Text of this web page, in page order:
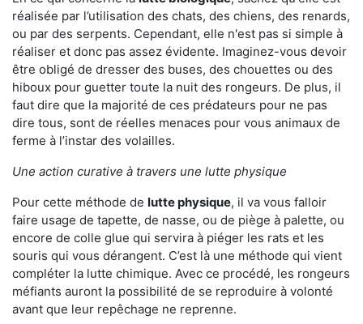
réalisée par l’utilisation des chats, des chiens, des renards,
ou par des serpents. Cependant, elle n'est pas si simple à
réaliser et donc pas assez évidente. Imaginez-vous devoir
être obligé de dresser des buses, des chouettes ou des
hiboux pour guetter toute la nuit des rongeurs. De plus, il
faut dire que la majorité de ces prédateurs pour ne pas
dire tous, sont de réelles menaces pour vous animaux de
ferme à l’instar des volailles.
Une action curative à travers une lutte physique
Pour cette méthode de lutte physique, il va vous falloir
faire usage de tapette, de nasse, ou de piège à palette, ou
encore de colle glue qui servira à piéger les rats et les
souris qui vous dérangent. C’est là une méthode qui vient
compléter la lutte chimique. Avec ce procédé, les rongeurs
méfiants auront la possibilité de se reproduire à volonté
avant que leur repêchage ne reprenne.